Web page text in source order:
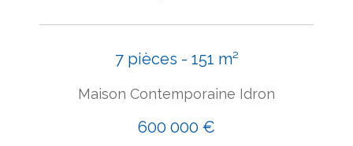
7 pièces - 151 m²
Maison Contemporaine Idron
600 000 €